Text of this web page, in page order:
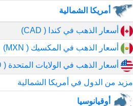
أمريكا الشمالية
أسعار الذهب في كندا ( CAD)
أسعار الذهب في المكسيك ( MXN)
أسعار الذهب في الولايات المتحدة ( USD)
مزيد من الدول في أمريكا الشمالية
أوقيانوسيا